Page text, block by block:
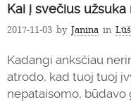
Kai į svečius užsuka
2017-11-03 by Janina in
Kadangi anksčiau
atrodo, kad tuoj tuoj
nepataisomo, būdavo